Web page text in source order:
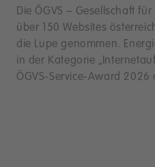
Die ÖGVS – Gesellschaft
über 150 Websites
die Lupe genommen.
in der Kategorie
ÖGVS-Service-Award 2026